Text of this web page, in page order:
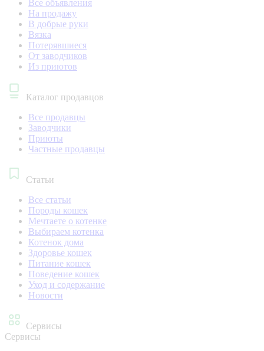
Все объявления
На продажу
В добрые руки
Вязка
Потерявшиеся
От заводчиков
Из приютов
Каталог продавцов
Все продавцы
Заводчики
Приюты
Частные продавцы
Статьи
Все статьи
Породы кошек
Мечтаете о котенке
Выбираем котенка
Котенок дома
Здоровье кошек
Питание кошек
Поведение кошек
Уход и содержание
Новости
Сервисы
Сервисы